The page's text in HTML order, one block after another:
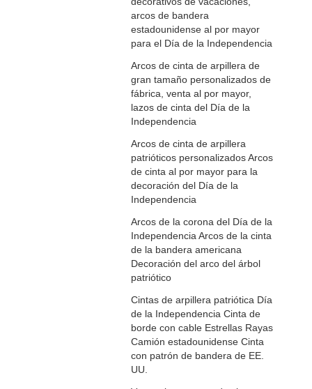
arcos de bandera
estadounidense al por mayor
para el Día de la Independencia
Arcos de cinta de arpillera de
gran tamaño personalizados de
fábrica, venta al por mayor,
lazos de cinta del Día de la
Independencia
Arcos de cinta de arpillera
patrióticos personalizados Arcos
de cinta al por mayor para la
decoración del Día de la
Independencia
Arcos de la corona del Día de la
Independencia Arcos de la cinta
de la bandera americana
Decoración del arco del árbol
patriótico
Cintas de arpillera patriótica Día
de la Independencia Cinta de
borde con cable Estrellas Rayas
Camión estadounidense Cinta
con patrón de bandera de EE.
UU.